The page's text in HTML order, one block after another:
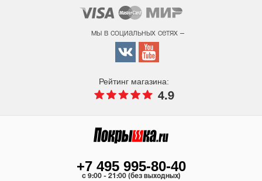
мы в социальных сетях –
Рейтинг магазина:
4.9
+7 495 995-80-40
c 9:00 - 21:00 (без выходных)